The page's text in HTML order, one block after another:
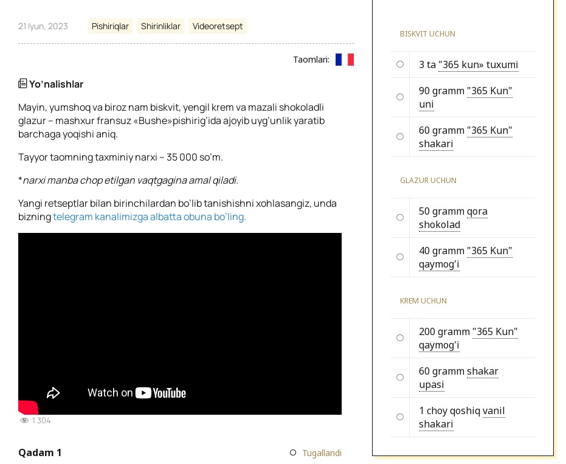
21 Iyun, 2023 Pishiriqlar Shirinliklar Videoretsept
Taomlari:
Yo’nalishlar
Mayin, yumshoq va biroz nam biskvit, yengil krem va mazali shokoladli
glazur – mashxur fransuz «Bushe»pishirig’ida ajoyib uyg’unlik yaratib
barchaga yoqishi aniq.
Tayyor taomning taxminiy narxi – 35 000 so’m.
*narxi manba chop etilgan vaqtgagina amal qiladi.
Yangi retseptlar bilan birinchilardan bo’lib tanishishni xohlasangiz, unda
bizningtelegram kanalimizga albatta obuna bo’ling.
1 304
Qadam 1 Tugallandi
BISKVIT UCHUN
3 ta "365 kun» tuxumi
90 gramm "365 Kun"
uni
60 gramm "365 Kun"
shakari
GLAZUR UCHUN
50 grammqora
shokolad
40 gramm "365 Kun"
qaymog'i
KREM UCHUN
200 gramm "365 Kun"
qaymog'i
60 grammshakar
upasi
1 choy qoshiqvanil
shakari